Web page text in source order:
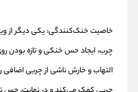
خاصیت خنک‌کنندگی: یکی دیگر از
چرب، ایجاد حس خنکی و تازه
التهاب و خارش ناشی از چربی